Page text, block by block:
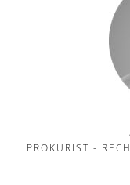
PROKURIST -